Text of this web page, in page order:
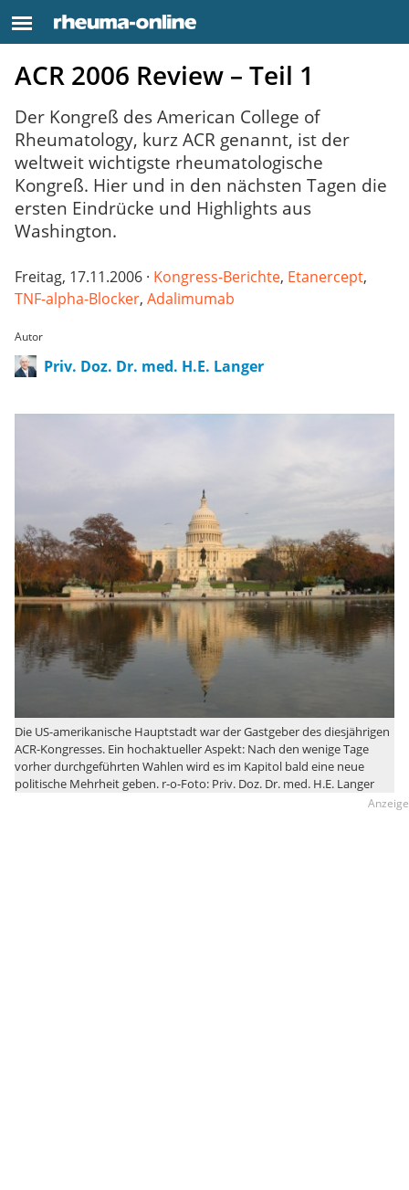
ACR 2006 Review – Teil 1
Der Kongreß des American College of
Rheumatology, kurz ACR genannt, ist der
weltweit wichtigste rheumatologische
Kongreß. Hier und in den nächsten Tagen die
ersten Eindrücke und Highlights aus
Washington.
Freitag, 17.11.2006 · Kongress-Berichte, Etanercept,
TNF-alpha-Blocker, Adalimumab
Autor
Priv. Doz. Dr. med. H.E. Langer
Die US-amerikanische Hauptstadt war der Gastgeber des diesjährigen
ACR-Kongresses. Ein hochaktueller Aspekt: Nach den wenige Tage
vorher durchgeführten Wahlen wird es im Kapitol bald eine neue
politische Mehrheit geben. r-o-Foto: Priv. Doz. Dr. med. H.E. Langer